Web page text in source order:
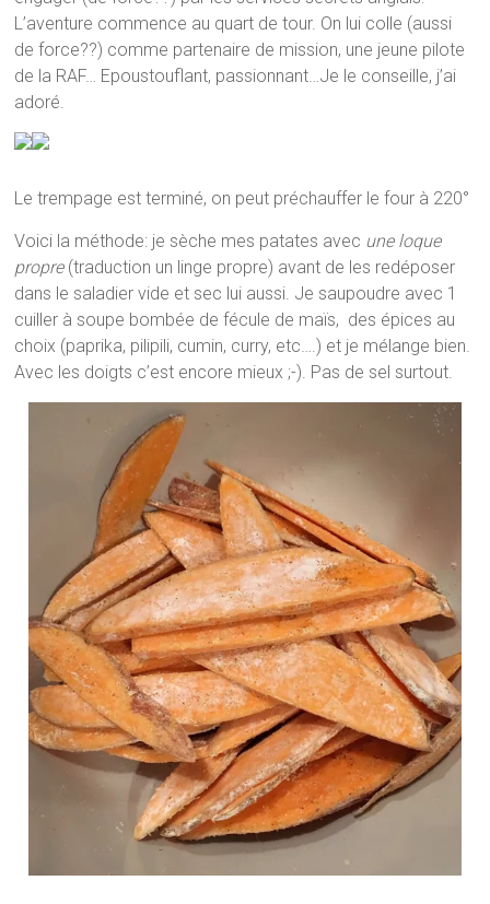
L’aventure commence au quart de tour. On lui colle (aussi
de force??) comme partenaire de mission, une jeune pilote
de la RAF… Epoustouflant, passionnant…Je le conseille, j’ai
adoré.
Le trempage est terminé, on peut préchauffer le four à 220°
Voici la méthode: je sèche mes patates avec une loque
propre (traduction un linge propre) avant de les redéposer
dans le saladier vide et sec lui aussi. Je saupoudre avec 1
cuiller à soupe bombée de fécule de maïs, des épices au
choix (paprika, pilipili, cumin, curry, etc….) et je mélange bien.
Avec les doigts c’est encore mieux ;-). Pas de sel surtout.